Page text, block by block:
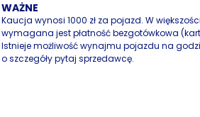
WAŻNE
Kaucja wynosi 1000 zł za pojazd. W
wymagana jest płatność bezgotówkowa
Istnieje możliwość wynajmu pojazdu na
o szczegóły pytaj sprzedawcę.